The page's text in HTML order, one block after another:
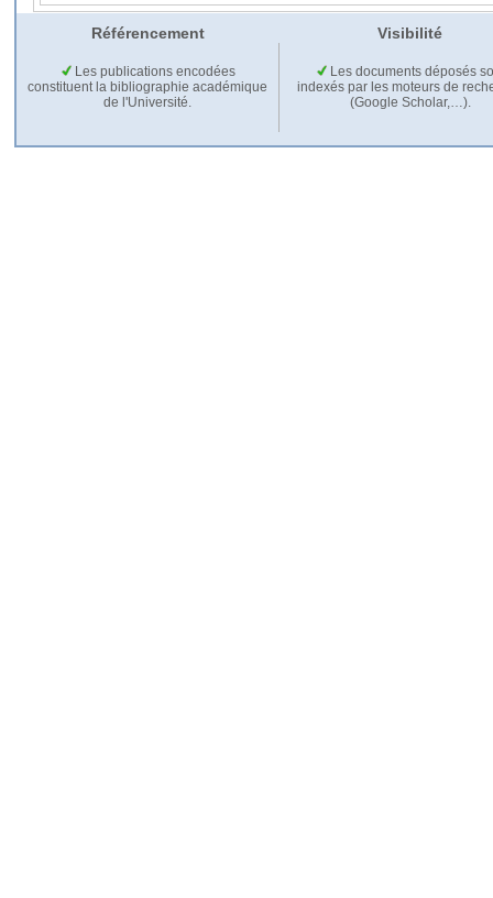
Référencement Visibilité
Les publications encodées
constituent la bibliographie académique
de l'Université.
Les documents déposés
indexés par les moteurs de
(Google Scholar,…).